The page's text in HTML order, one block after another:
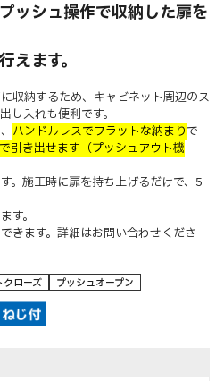
ッシュ操作で収納した扉を
えます。
収納するため、キャビネット周辺のス
し入れも便利です。
ハンドルレスでフラットな納まりで
引き出せます（プッシュアウト機
。施工時に扉を持ち上げるだけで、5
す。
きます。詳細はお問い合わせくださ
クローズ プッシュオープン